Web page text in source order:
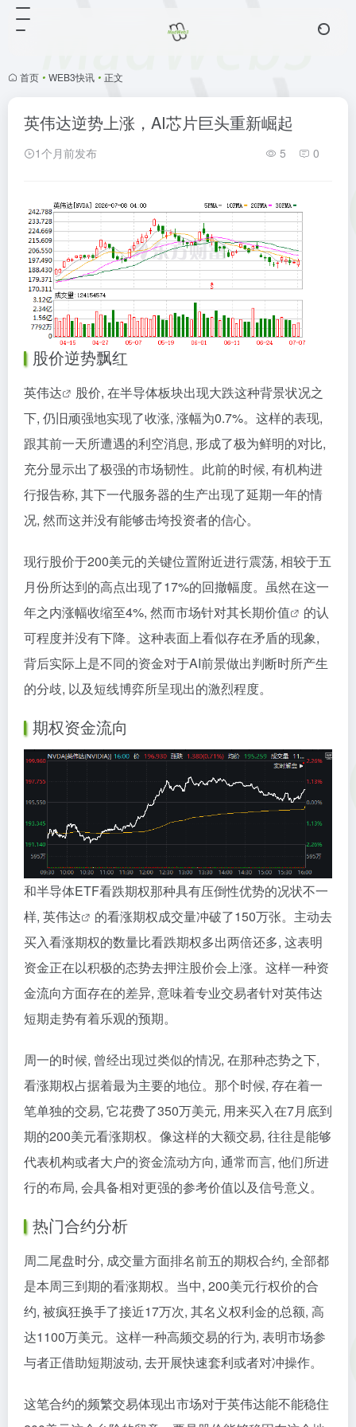
首页 • WEB3快讯 • 正文
英伟达逆势上涨，AI芯片巨头重新崛起
1个月前发布 5 0
股价逆势飘红
英伟达
股价, 在半导体板块出现大跌这种背景状况之
下, 仍旧顽强地实现了收涨, 涨幅为0.7%。这样的表现,
跟其前一天所遭遇的利空消息, 形成了极为鲜明的对比,
充分显示出了极强的市场韧性。此前的时候, 有机构进
行报告称, 其下一代服务器的生产出现了延期一年的情
况, 然而这并没有能够击垮投资者的信心。
现行股价于200美元的关键位置附近进行震荡, 相较于五
月份所达到的高点出现了17%的回撤幅度。虽然在这一
年之内涨幅收缩至4%, 然而市场针对其长期价值
的认
可程度并没有下降。这种表面上看似存在矛盾的现象,
背后实际上是不同的资金对于AI前景做出判断时所产生
的分歧, 以及短线博弈所呈现出的激烈程度。
期权资金流向
和半导体ETF看跌期权那种具有压倒性优势的况状不一
样, 英伟达
的看涨期权成交量冲破了150万张。主动去
买入看涨期权的数量比看跌期权多出两倍还多, 这表明
资金正在以积极的态势去押注股价会上涨。这样一种资
金流向方面存在的差异, 意味着专业交易者针对英伟达
短期走势有着乐观的预期。
周一的时候, 曾经出现过类似的情况, 在那种态势之下,
看涨期权占据着最为主要的地位。那个时候, 存在着一
笔单独的交易, 它花费了350万美元, 用来买入在7月底到
期的200美元看涨期权。像这样的大额交易, 往往是能够
代表机构或者大户的资金流动方向, 通常而言, 他们所进
行的布局, 会具备相对更强的参考价值以及信号意义。
热门合约分析
周二尾盘时分, 成交量方面排名前五的期权合约, 全部都
是本周三到期的看涨期权。当中, 200美元行权价的合
约, 被疯狂换手了接近17万次, 其名义权利金的总额, 高
达1100万美元。这样一种高频交易的行为, 表明市场参
与者正借助短期波动, 去开展快速套利或者对冲操作。
这笔合约的频繁交易体现出市场对于英伟达能不能稳住